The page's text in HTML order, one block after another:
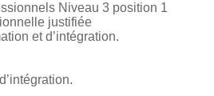
Niveau 3 position 1
justifiée
et d’intégration.